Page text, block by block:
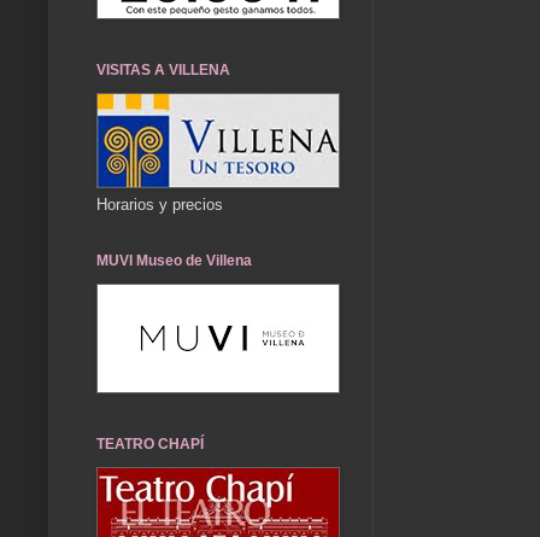
VISITAS A VILLENA
Horarios y precios
MUVI Museo de Villena
TEATRO CHAPÍ